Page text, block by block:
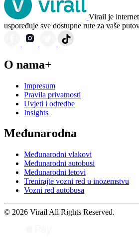
Virail je
uspoređuje sve dostupne rute za vaše
O nama+
Impresum
Pravila privatnosti
Uvjeti i odredbe
Insights
Međunarodna
Međunarodni vlakovi
Međunarodni autobusi
Međunarodni letovi
Trenirajte vozni red u inozemstvu
Vozni red autobusa
© 2026 Virail All Rights Reserved.